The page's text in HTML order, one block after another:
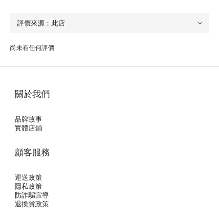
尚未有任何評價
關於我們
品牌故事
實體店鋪
顧客服務
運送政策
隱私政策
防詐騙宣導
退換貨政策